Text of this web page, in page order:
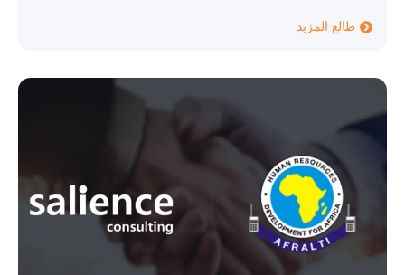
طالع المزيد